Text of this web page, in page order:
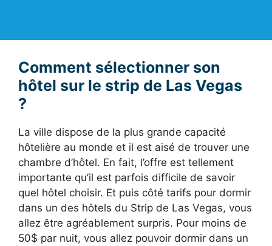
Comment sélectionner son
hôtel sur le strip de Las Vegas
?
La ville dispose de la plus grande capacité
hôtelière au monde et il est aisé de trouver une
chambre d’hôtel. En fait, l’offre est tellement
importante qu’il est parfois difficile de savoir
quel hôtel choisir. Et puis côté tarifs pour dormir
dans un des hôtels du Strip de Las Vegas, vous
allez être agréablement surpris. Pour moins de
50$ par nuit, vous allez pouvoir dormir dans un